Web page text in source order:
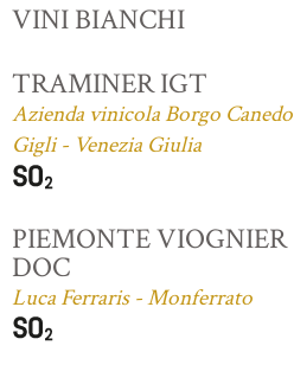
VINI BIANCHI
TRAMINER IGT
Azienda vinicola Borgo Canedo
Gigli - Venezia Giulia
PIEMONTE VIOGNIER
DOC
Luca Ferraris - Monferrato